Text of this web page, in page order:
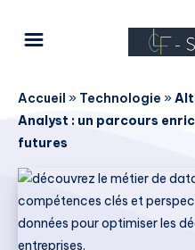
Accueil » Technologie »
Analyst : un parcours
futures